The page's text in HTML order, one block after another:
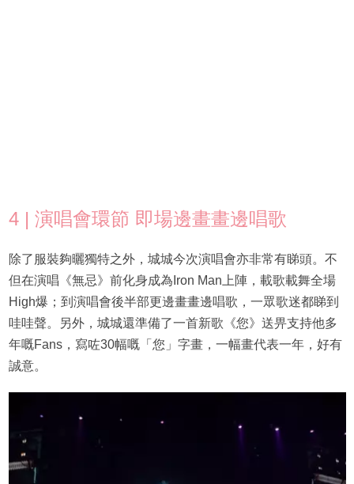
4 | 演唱會環節 即場邊畫畫邊唱歌
除了服裝夠曬獨特之外，城城今次演唱會亦非常有睇頭。不
但在演唱《無忌》前化身成為Iron Man上陣，載歌載舞全場
High爆；到演唱會後半部更邊畫畫邊唱歌，一眾歌迷都睇到
哇哇聲。另外，城城還準備了一首新歌《您》送畀支持他多
年嘅Fans，寫咗30幅嘅「您」字畫，一幅畫代表一年，好有
誠意。